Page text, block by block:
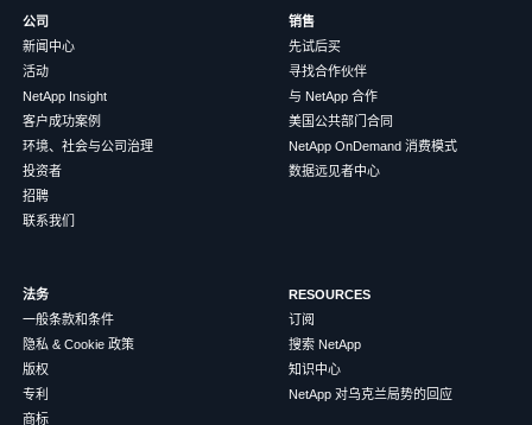
公司
新闻中心
活动
NetApp Insight
客户成功案例
环境、社会与公司治理
投资者
招聘
联系我们
销售
先试后买
寻找合作伙伴
与 NetApp 合作
美国公共部门合同
NetApp OnDemand 消费模式
数据远见者中心
法务
一般条款和条件
隐私 & Cookie 政策
版权
专利
商标
RESOURCES
订阅
搜索 NetApp
知识中心
NetApp 对乌克兰局势的回应